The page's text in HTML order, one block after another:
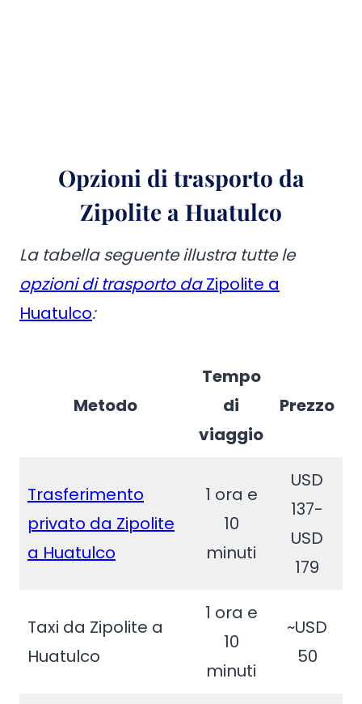
Opzioni di trasporto da
Zipolite a Huatulco
La tabella seguente illustra tutte le
opzioni di trasporto daZipolite a
Huatulco:
Metodo
Tempo
di
viaggio
Prezzo
Trasferimento
privato da Zipolite
a Huatulco
1 ora e
10
minuti
USD
137-
USD
179
Taxi da Zipolite a
Huatulco
1 ora e
10
minuti
~USD
50